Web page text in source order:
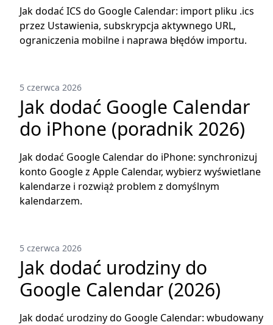
Jak dodać ICS do Google Calendar: import pliku .ics
przez Ustawienia, subskrypcja aktywnego URL,
ograniczenia mobilne i naprawa błędów importu.
5 czerwca 2026
Jak dodać Google Calendar
do iPhone (poradnik 2026)
Jak dodać Google Calendar do iPhone: synchronizuj
konto Google z Apple Calendar, wybierz wyświetlane
kalendarze i rozwiąż problem z domyślnym
kalendarzem.
5 czerwca 2026
Jak dodać urodziny do
Google Calendar (2026)
Jak dodać urodziny do Google Calendar: wbudowany